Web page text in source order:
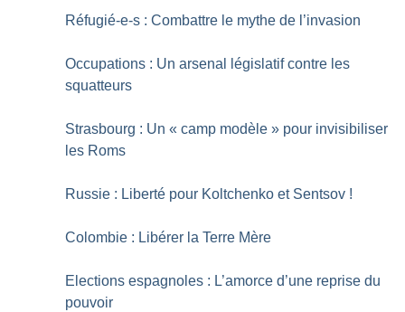
Réfugié-e-s : Combattre le mythe de l’invasion
Occupations : Un arsenal législatif contre les
squatteurs
Strasbourg : Un « camp modèle » pour invisibiliser
les Roms
Russie : Liberté pour Koltchenko et Sentsov !
Colombie : Libérer la Terre Mère
Elections espagnoles : L’amorce d’une reprise du
pouvoir